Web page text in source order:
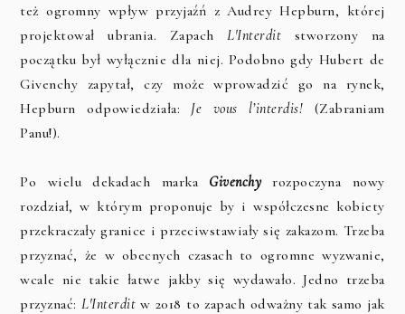
też ogromny wpływ przyjaźń z Audrey Hepburn, której
projektował ubrania. ZapachL'Interdit stworzony na
początku był wyłącznie dla niej. Podobno gdy Hubert de
Givenchy zapytał, czy może wprowadzić go na rynek,
Hepburn odpowiedziała: Je vous l’interdis! (Zabraniam
Panu!).
Po wielu dekadach marka Givenchyrozpoczyna nowy
rozdział, w którym proponuje by i współczesne kobiety
przekraczały granice i przeciwstawiały się zakazom. Trzeba
przyznać, że w obecnych czasach to ogromne wyzwanie,
wcale nie takie łatwe jakby się wydawało. Jedno trzeba
przyznać:L'Interdit w 2018 to zapach odważny tak samo jak